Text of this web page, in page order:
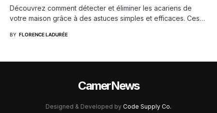
Découvrez comment détecter et éliminer les acariens de
votre maison grâce à des astuces simples et efficaces. Ces…
BY FLORENCE LADURÉE
CamerNews
Designed & Developed by Code Supply Co.